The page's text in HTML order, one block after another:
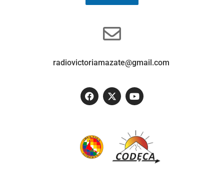
radiovictoriamazate@gmail.com